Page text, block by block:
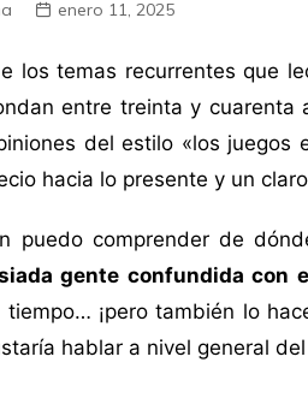
enero 11, 2025
los temas recurrentes que
entre treinta y cuarenta
del estilo «los juegos
hacia lo presente y un
puedo comprender de
gente confundida con
tiempo… ¡pero también lo
hablar a nivel general